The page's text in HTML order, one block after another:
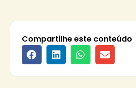
Compartilhe este conteúdo